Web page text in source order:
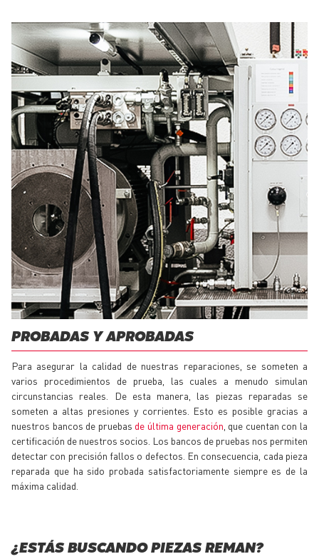
PROBADAS Y APROBADAS
Para asegurar la calidad de nuestras reparaciones, se someten a
varios procedimientos de prueba, las cuales a menudo simulan
circunstancias reales. De esta manera, las piezas reparadas se
someten a altas presiones y corrientes. Esto es posible gracias a
nuestros bancos de pruebas de última generación , que cuentan con la
certificación de nuestros socios. Los bancos de pruebas nos permiten
detectar con precisión fallos o defectos. En consecuencia, cada pieza
reparada que ha sido probada satisfactoriamente siempre es de la
máxima calidad.
¿ESTÁS BUSCANDO PIEZAS REMAN?